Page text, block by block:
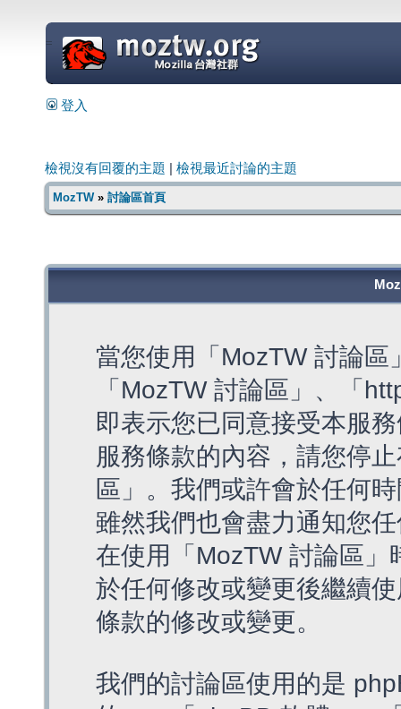
=
登入
檢視沒有回覆的主題 檢視最近討論的主題
MozTW» 討論區首頁
當您使用「MozTW 討論
「MozTW 討論區」、「
即表示您已同意接受本服
服務條款的內容，請您停
區」。我們或許會於任何
雖然我們也會盡力通知您
在使用「MozTW 討論區
於任何修改或變更後繼續
條款的修改或變更。
我們的討論區使用的是